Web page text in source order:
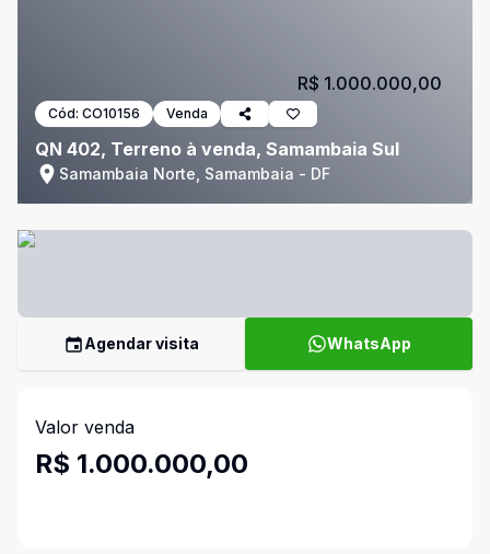
Cód: CO10156 Venda
QN 402, Terreno à venda, Samambaia Sul
Samambaia Norte, Samambaia - DF
R$ 1.000.000,00
Agendar visita WhatsApp
Valor venda
R$ 1.000.000,00